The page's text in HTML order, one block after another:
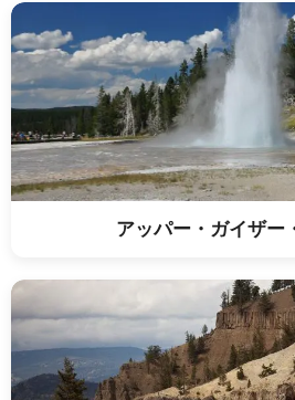
アッパー・ガイザー